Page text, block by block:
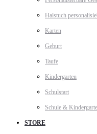
Halstuch
Karten
Geburt
Taufe
Kindergarten
Schulstart
Schule &
STORE